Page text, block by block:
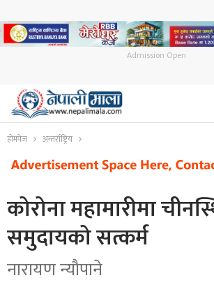
Admission Open
होमपेज अन्तर्राष्ट्रिय
कोरोना महामारीमा
समुदायको सत्कर्म
नारायण न्यौपाने